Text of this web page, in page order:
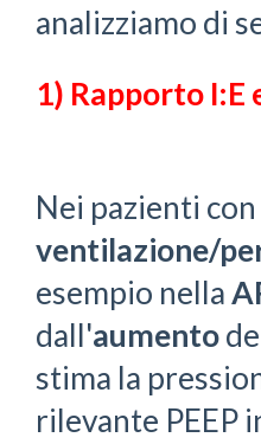
analizziamo di
1) Rapporto
Nei pazienti con
ventilazione/
esempio nella
dall'aumento
stima la
rilevante PEEP